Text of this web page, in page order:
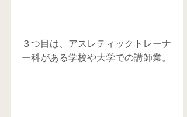
３つ目は、アスレティックトレーナ
ー科がある学校や大学での講師業。